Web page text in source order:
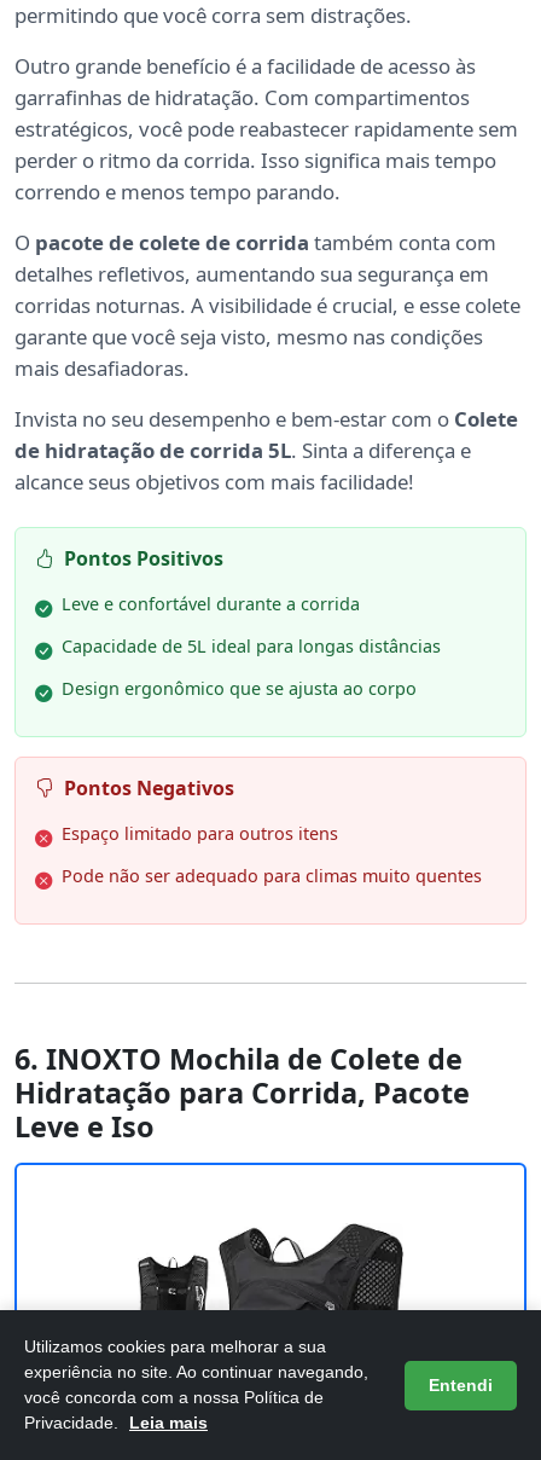
permitindo que você corra sem distrações.
Outro grande benefício é a facilidade de acesso às
garrafinhas de hidratação. Com compartimentos
estratégicos, você pode reabastecer rapidamente sem
perder o ritmo da corrida. Isso significa mais tempo
correndo e menos tempo parando.
O pacote de colete de corrida também conta com
detalhes refletivos, aumentando sua segurança em
corridas noturnas. A visibilidade é crucial, e esse colete
garante que você seja visto, mesmo nas condições
mais desafiadoras.
Invista no seu desempenho e bem-estar com o Colete
de hidratação de corrida 5L. Sinta a diferença e
alcance seus objetivos com mais facilidade!
Pontos Positivos
Leve e confortável durante a corrida
Capacidade de 5L ideal para longas distâncias
Design ergonômico que se ajusta ao corpo
Pontos Negativos
Espaço limitado para outros itens
Pode não ser adequado para climas muito quentes
6. INOXTO Mochila de Colete de
Hidratação para Corrida, Pacote
Leve e Iso
Utilizamos cookies para melhorar a sua
experiência no site. Ao continuar navegando,
você concorda com a nossa Política de
Privacidade.
Leia mais
Entendi